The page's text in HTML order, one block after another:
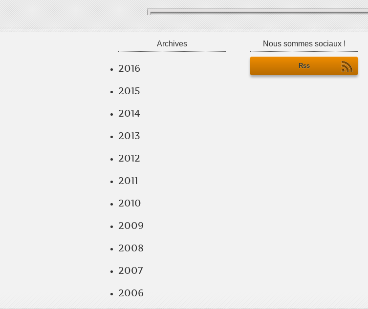
Archives
2016
2015
2014
2013
2012
2011
2010
2009
2008
2007
2006
Nous sommes sociaux !
Rss